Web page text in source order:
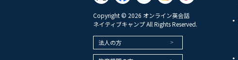
Copyright © 2026 オンライン英会話
ネイティブキャンプ All Rights Reserved.
法人の方